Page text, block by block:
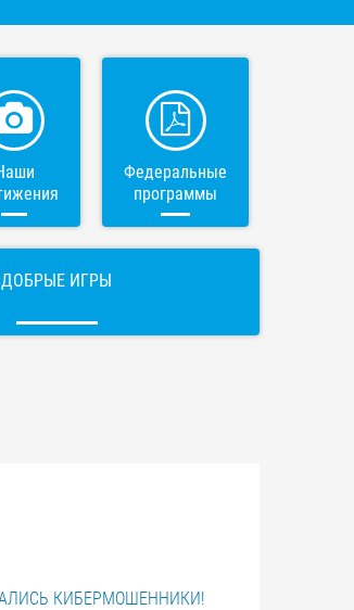
Федеральные
программы
ДОБРЫЕ ИГРЫ
КИБЕРМОШЕННИКИ!